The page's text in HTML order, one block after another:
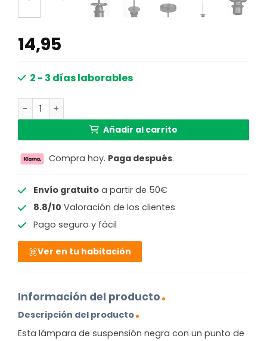
14,95
2 - 3 días laborables
Lámpara colgante negra con cable ajustable Mexlite
Añadir al carrito
Compra hoy. Paga después.
Envío gratuitoa partir de 50€
8.8/10 Valoración de los clientes
Pago seguro y fácil
Ver en tu habitación
Información del producto
Descripción del producto
Esta lámpara de suspensión negra con un punto de